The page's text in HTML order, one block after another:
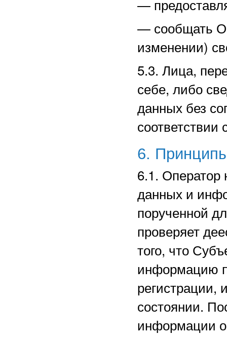
—
— сообщать
изменении)
5.3. Лица,
себе, либо
данных без
соответствии
6.
6.1. Оператор
данных и
порученной
проверяет
того, что
информацию
регистрации,
состоянии.
информации